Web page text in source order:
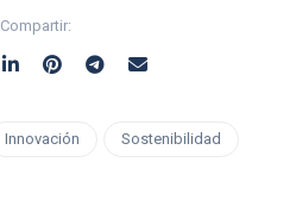
Compartir:
Innovación Sostenibilidad